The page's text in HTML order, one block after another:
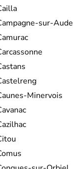
sur-Aude
Minervois